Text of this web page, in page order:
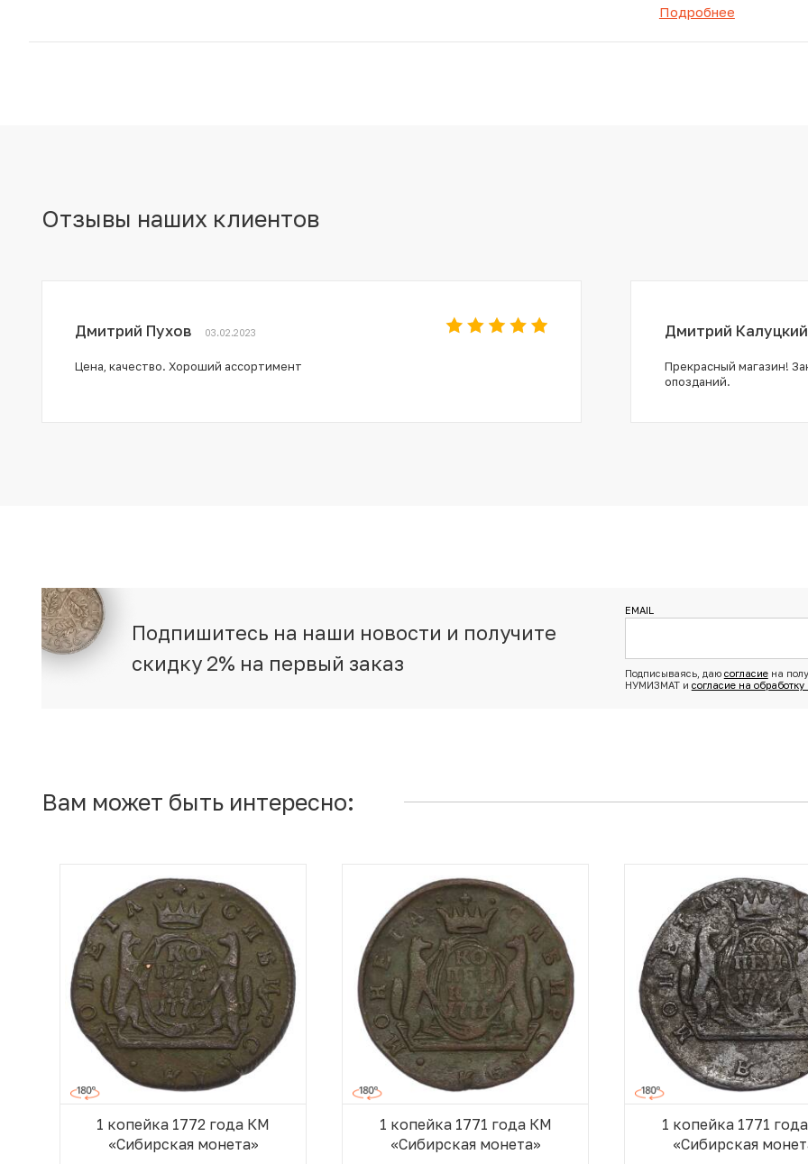
Подробнее
Отзывы наших клиентов
Дмитрий Пухов 03.02.2023
Цена, качество. Хороший ассортимент
Дмитрий Калуцкий
Прекрасный магазин!
опозданий.
Подпишитесь на наши новости и получите
скидку 2% на первый заказ
EMAIL
Подписываясь, даю согласиена
НУМИЗМАТ и согласие на
Вам может быть интересно:
1 копейка 1772 года КМ
«Сибирская монета»
1 копейка 1771 года КМ
«Сибирская монета»
1 копейка 1771
«Сибирская